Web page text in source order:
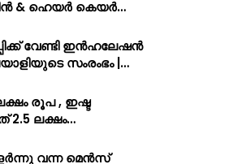
& ഹെയർ കെയർ…
വേണ്ടി ഇൻഹലേഷൻ
സംരംഭം |…
രൂപ , ഇഷ്ട
2.5 ലക്ഷം…
വന്ന മെൻസ്